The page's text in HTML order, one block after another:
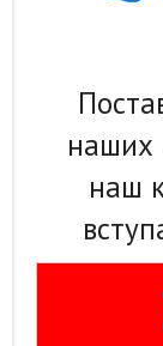
наших
наш